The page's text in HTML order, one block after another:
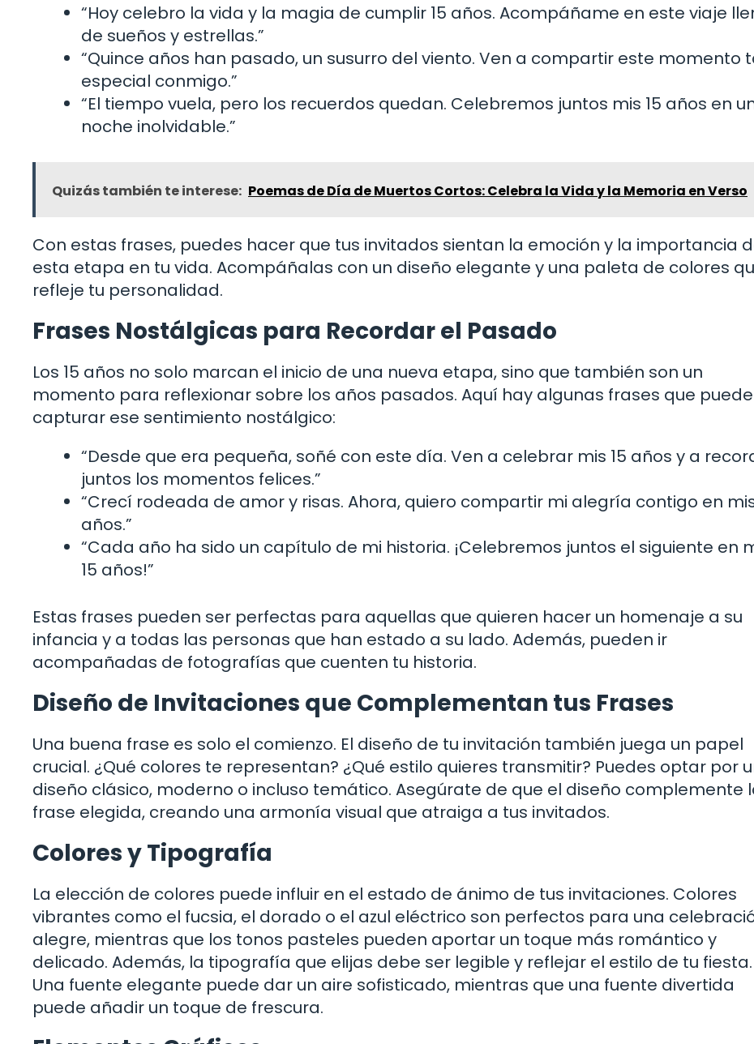
“Hoy celebro la vida y la magia de cumplir 15 años. Acompáñame en este viaje
de sueños y estrellas.”
“Quince años han pasado, un susurro del viento. Ven a compartir este momento
especial conmigo.”
“El tiempo vuela, pero los recuerdos quedan. Celebremos juntos mis 15 años en
noche inolvidable.”
Quizás también te interese: Poemas de Día de Muertos Cortos: Celebra la Vida y la Memoria en Verso
Con estas frases, puedes hacer que tus invitados sientan la emoción y la importancia
esta etapa en tu vida. Acompáñalas con un diseño elegante y una paleta de colores
refleje tu personalidad.
Frases Nostálgicas para Recordar el Pasado
Los 15 años no solo marcan el inicio de una nueva etapa, sino que también son un
momento para reflexionar sobre los años pasados. Aquí hay algunas frases que
capturar ese sentimiento nostálgico:
“Desde que era pequeña, soñé con este día. Ven a celebrar mis 15 años y a
juntos los momentos felices.”
“Crecí rodeada de amor y risas. Ahora, quiero compartir mi alegría contigo en
años.”
“Cada año ha sido un capítulo de mi historia. ¡Celebremos juntos el siguiente en
15 años!”
Estas frases pueden ser perfectas para aquellas que quieren hacer un homenaje a su
infancia y a todas las personas que han estado a su lado. Además, pueden ir
acompañadas de fotografías que cuenten tu historia.
Diseño de Invitaciones que Complementan tus Frases
Una buena frase es solo el comienzo. El diseño de tu invitación también juega un papel
crucial. ¿Qué colores te representan? ¿Qué estilo quieres transmitir? Puedes optar por
diseño clásico, moderno o incluso temático. Asegúrate de que el diseño complemente
frase elegida, creando una armonía visual que atraiga a tus invitados.
Colores y Tipografía
La elección de colores puede influir en el estado de ánimo de tus invitaciones. Colores
vibrantes como el fucsia, el dorado o el azul eléctrico son perfectos para una
alegre, mientras que los tonos pasteles pueden aportar un toque más romántico y
delicado. Además, la tipografía que elijas debe ser legible y reflejar el estilo de tu fiesta.
Una fuente elegante puede dar un aire sofisticado, mientras que una fuente divertida
puede añadir un toque de frescura.